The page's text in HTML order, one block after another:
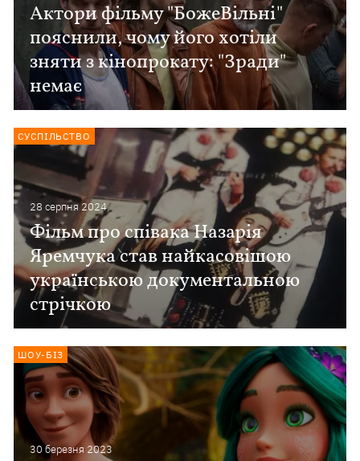
Актори фільму "БожеВільні"
пояснили, чому його хотіли
зняти з кінопрокату: "Зради"
немає
28 серпня 2024
Фільм про співака Назарія
Яремчука став найкасовішою
українською документальною
стрічкою
СУСПІЛЬСТВО
30 березня 2023
ШОУ-БІЗ